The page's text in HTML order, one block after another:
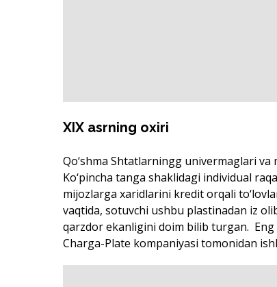
XIX asrning oxiri
Qo‘shma Shtatlarningg univermaglari va
Ko‘pincha tanga shaklidagi individual
mijozlarga xaridlarini kredit orqali
vaqtida, sotuvchi ushbu plastinadan iz
qarzdor ekanligini doim bilib turgan.
Charga-Plate kompaniyasi tomonidan